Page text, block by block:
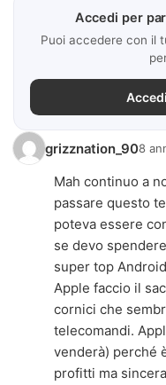
Accedi per
Puoi accedere con il
grizznation_908
Mah continuo a
passare questo
poteva essere
se devo
super top
Apple faccio il
cornici che
telecomandi.
venderà) perché
profitti ma